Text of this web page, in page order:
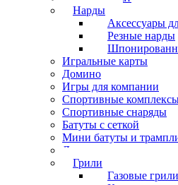
Нарды
Аксессуары
Резные нарды
Игральные карты
Домино
Игры для компании
Спортивные
Спортивные снаряды
Батуты с сеткой
Мини батуты и
Дартс
Грили
Газовые грили